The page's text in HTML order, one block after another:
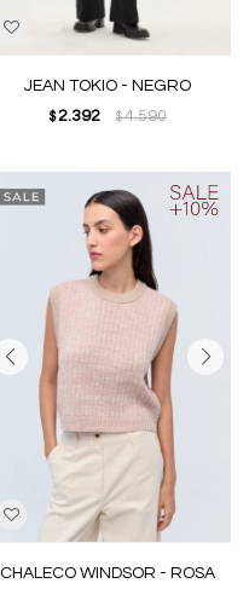
JEAN TOKIO - NEGRO
$ 2.392 $4.590
CHALECO WINDSOR - ROSA